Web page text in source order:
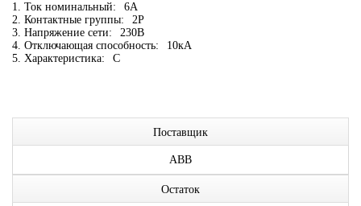
1. Ток номинальный:
6А
2. Контактные группы:
2P
3. Напряжение сети:
230В
4. Отключающая способность:
10кА
5. Характеристика:
C
Поставщик
ABB
Остаток